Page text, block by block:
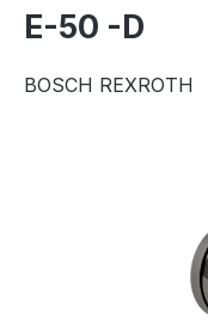
E-50 -D
BOSCH REXROTH